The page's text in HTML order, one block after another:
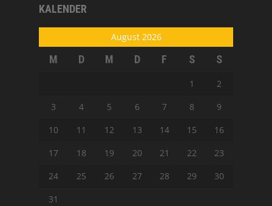
KALENDER
August 2026
M D M D F S S
1
2
3
4 5 6 7 8
9
10
11 12 13 14 15
16
17
18 19 20 21 22
23
24
25 26 27 28 29
30
31